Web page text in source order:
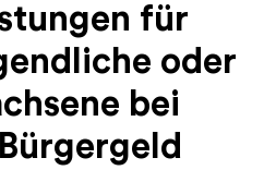
für
oder
bei